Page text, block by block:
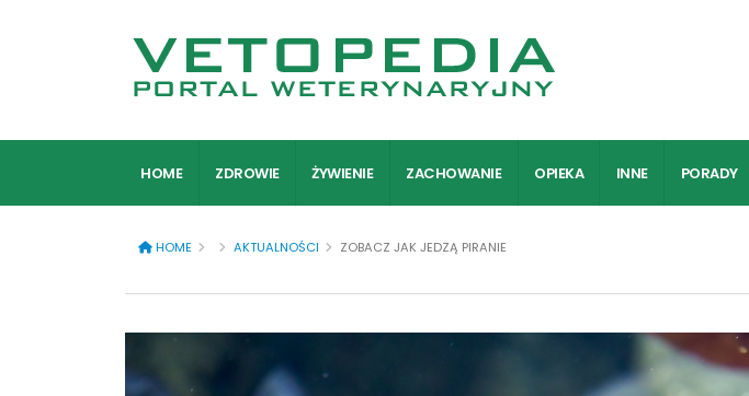
HOME ZDROWIE ŻYWIENIE ZACHOWANIE OPIEKA INNE PORADY
HOME AKTUALNOŚCI ZOBACZ JAK JEDZĄ PIRANIE